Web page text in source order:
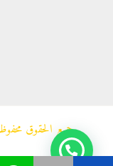
جميع الحقوق محفوظة